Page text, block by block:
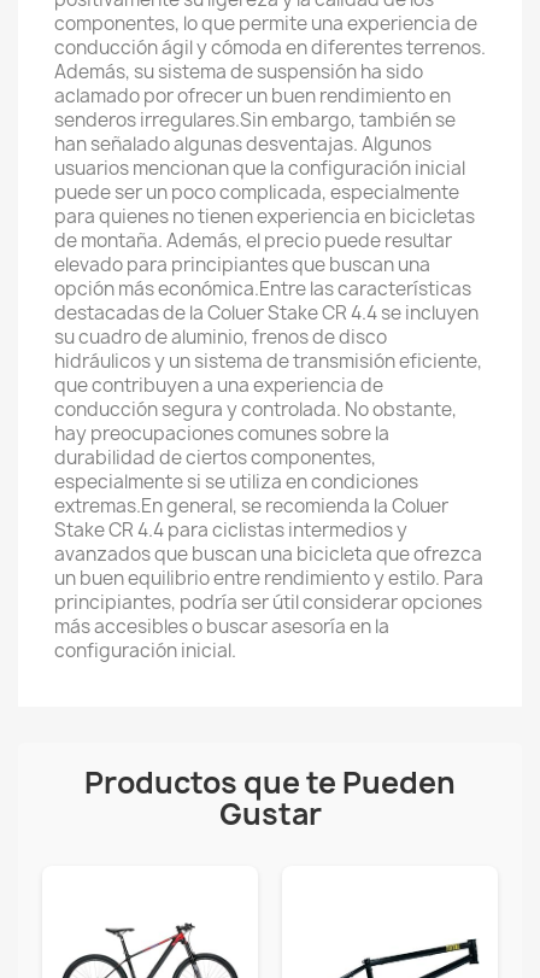
componentes, lo que permite una experiencia de
conducción ágil y cómoda en diferentes terrenos.
Además, su sistema de suspensión ha sido
aclamado por ofrecer un buen rendimiento en
senderos irregulares.Sin embargo, también se
han señalado algunas desventajas. Algunos
usuarios mencionan que la configuración inicial
puede ser un poco complicada, especialmente
para quienes no tienen experiencia en bicicletas
de montaña. Además, el precio puede resultar
elevado para principiantes que buscan una
opción más económica.Entre las características
destacadas de la Coluer Stake CR 4.4 se incluyen
su cuadro de aluminio, frenos de disco
hidráulicos y un sistema de transmisión eficiente,
que contribuyen a una experiencia de
conducción segura y controlada. No obstante,
hay preocupaciones comunes sobre la
durabilidad de ciertos componentes,
especialmente si se utiliza en condiciones
extremas.En general, se recomienda la Coluer
Stake CR 4.4 para ciclistas intermedios y
avanzados que buscan una bicicleta que ofrezca
un buen equilibrio entre rendimiento y estilo. Para
principiantes, podría ser útil considerar opciones
más accesibles o buscar asesoría en la
configuración inicial.
Productos que te Pueden
Gustar